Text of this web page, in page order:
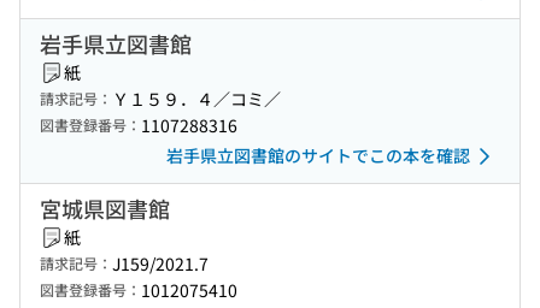
岩手県立図書館
紙
請求記号： Ｙ１５９．４／コミ／
図書登録番号： 1107288316
岩手県立図書館のサイトでこの本を確認
宮城県図書館
紙
請求記号： J159/2021.7
図書登録番号： 1012075410